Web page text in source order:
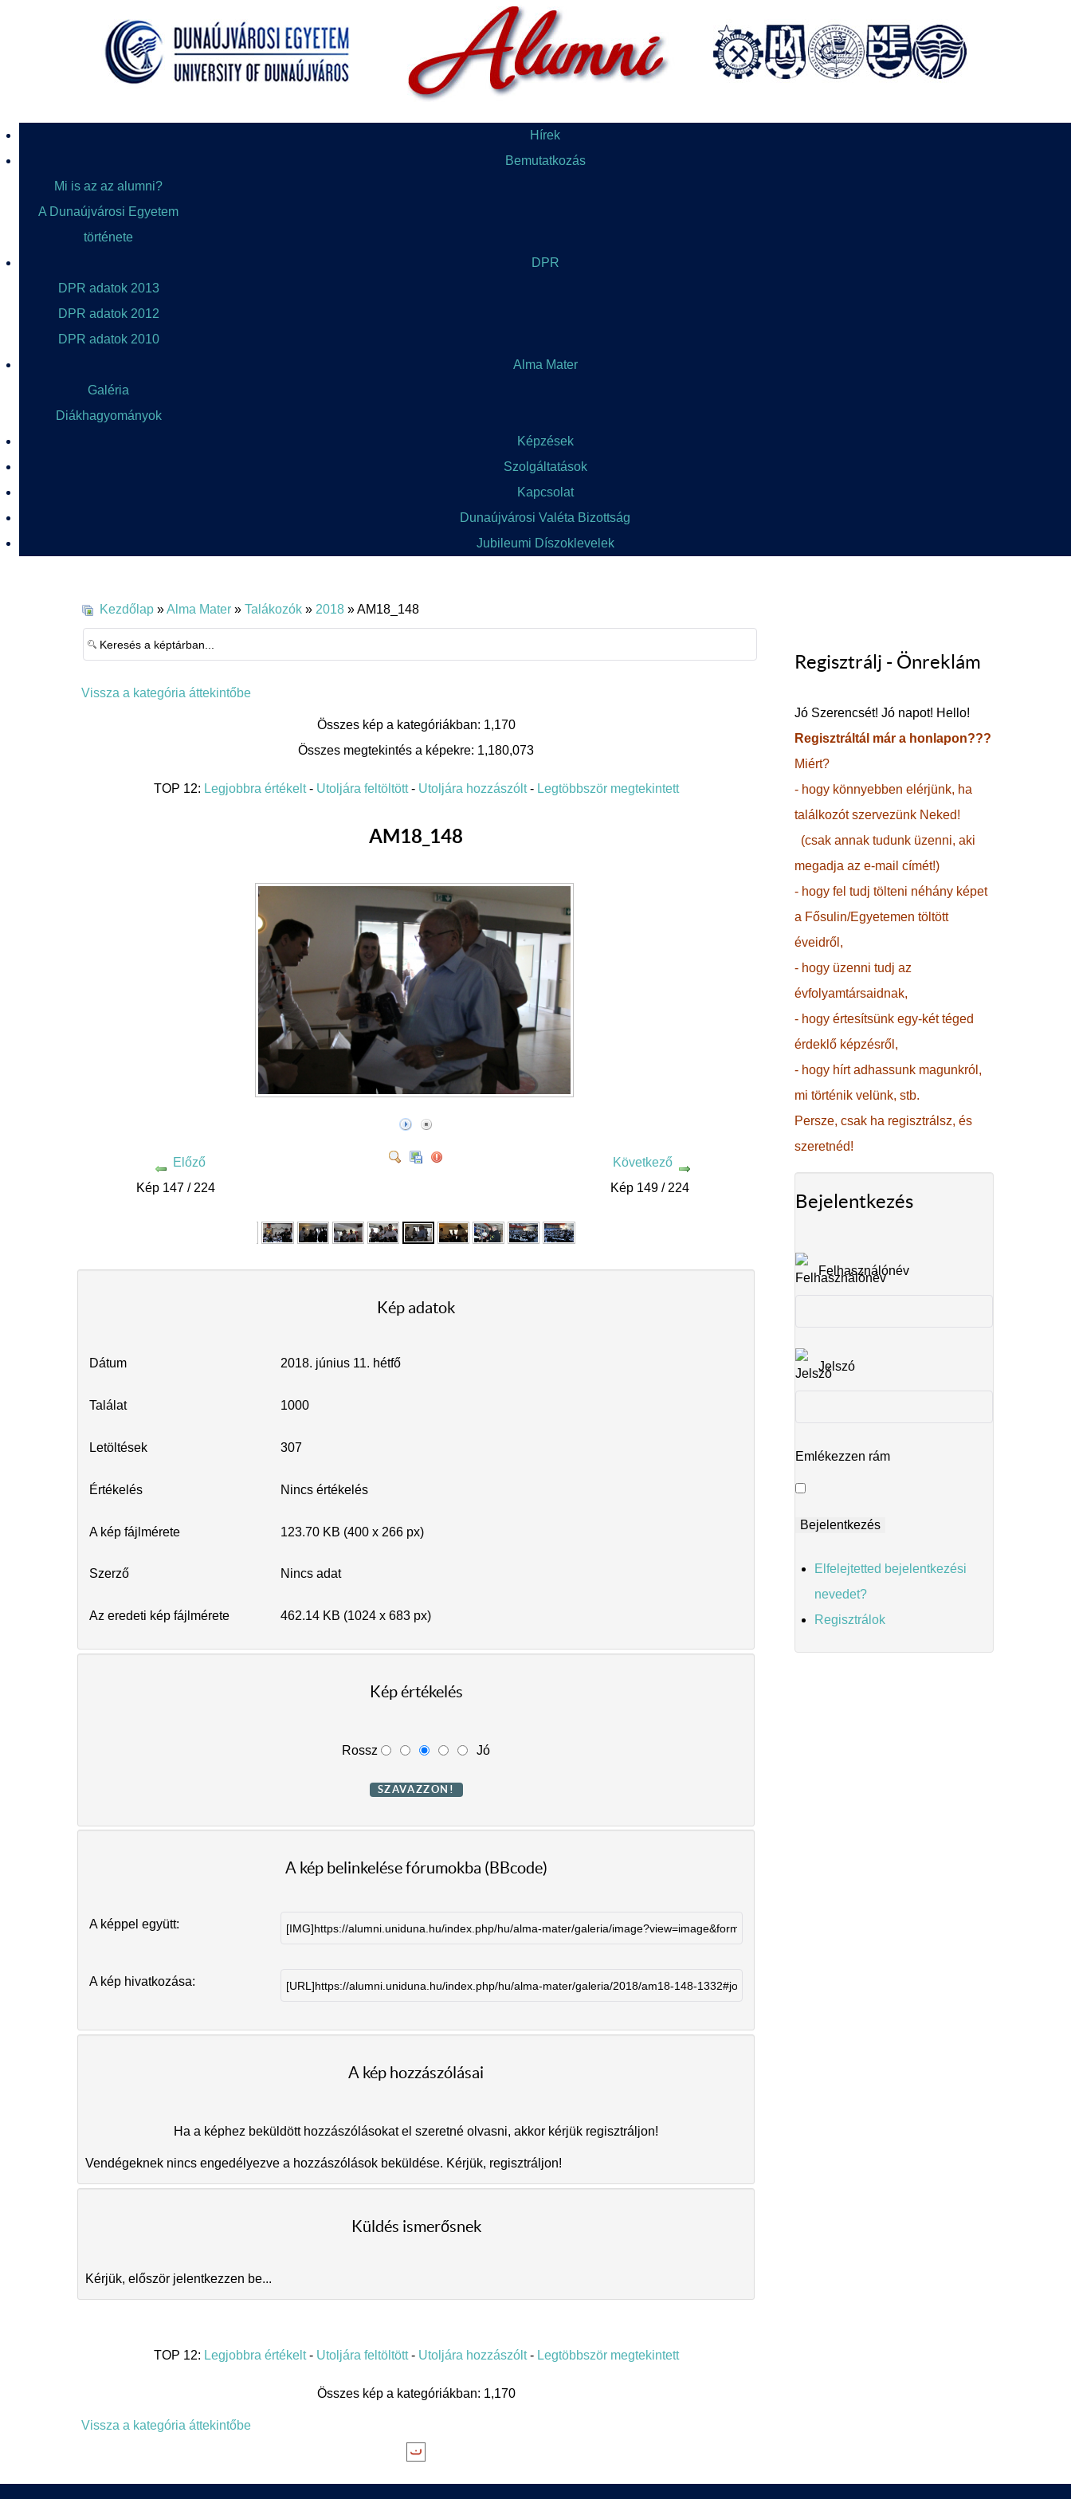
Hírek
Bemutatkozás
Mi is az az alumni?
A Dunaújvárosi Egyetem
története
DPR
DPR adatok 2013
DPR adatok 2012
DPR adatok 2010
Alma Mater
Galéria
Diákhagyományok
Képzések
Szolgáltatások
Kapcsolat
Dunaújvárosi Valéta Bizottság
Jubileumi Díszoklevelek
Kezdőlap »Alma Mater » Talákozók » 2018 » AM18_148
Vissza a kategória áttekintőbe
Összes kép a kategóriákban: 1,170
Összes megtekintés a képekre: 1,180,073
TOP 12: Legjobbra értékelt- Utoljára feltöltött- Utoljára hozzászólt- Legtöbbször megtekintett
AM18_148
Előző
Kép 147 / 224
Következő
Kép 149 / 224
Kép adatok
Dátum 2018. június 11. hétfő
Találat 1000
Letöltések 307
Értékelés Nincs értékelés
A kép fájlmérete 123.70 KB (400 x 266 px)
Szerző Nincs adat
Az eredeti kép fájlmérete 462.14 KB (1024 x 683 px)
Kép értékelés
Rossz Jó
A kép belinkelése fórumokba (BBcode)
A képpel együtt:
A kép hivatkozása:
A kép hozzászólásai
Ha a képhez beküldött hozzászólásokat el szeretné olvasni, akkor kérjük regisztráljon!
Vendégeknek nincs engedélyezve a hozzászólások beküldése. Kérjük, regisztráljon!
Küldés ismerősnek
Kérjük, először jelentkezzen be...
TOP 12: Legjobbra értékelt- Utoljára feltöltött- Utoljára hozzászólt- Legtöbbször megtekintett
Összes kép a kategóriákban: 1,170
Vissza a kategória áttekintőbe
Regisztrálj - Önreklám
Jó Szerencsét! Jó napot! Hello!
Regisztráltál már a honlapon???
Miért?
- hogy könnyebben elérjünk, ha
találkozót szervezünk Neked!
(csak annak tudunk üzenni, aki
megadja az e-mail címét!)
- hogy fel tudj tölteni néhány képet
a Fősulin/Egyetemen töltött
éveidről,
- hogy üzenni tudj az
évfolyamtársaidnak,
- hogy értesítsünk egy-két téged
érdeklő képzésről,
- hogy hírt adhassunk magunkról,
mi történik velünk, stb.
Persze, csak ha regisztrálsz, és
szeretnéd!
Bejelentkezés
Felhasználónév
Jelszó
Emlékezzen rám
Elfelejtetted bejelentkezési
nevedet?
Regisztrálok